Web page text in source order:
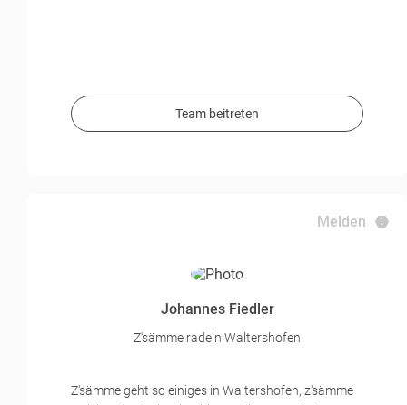
Team beitreten
Melden
Johannes Fiedler
Z'sämme radeln Waltershofen
Z'sämme geht so einiges in Waltershofen, z'sämme